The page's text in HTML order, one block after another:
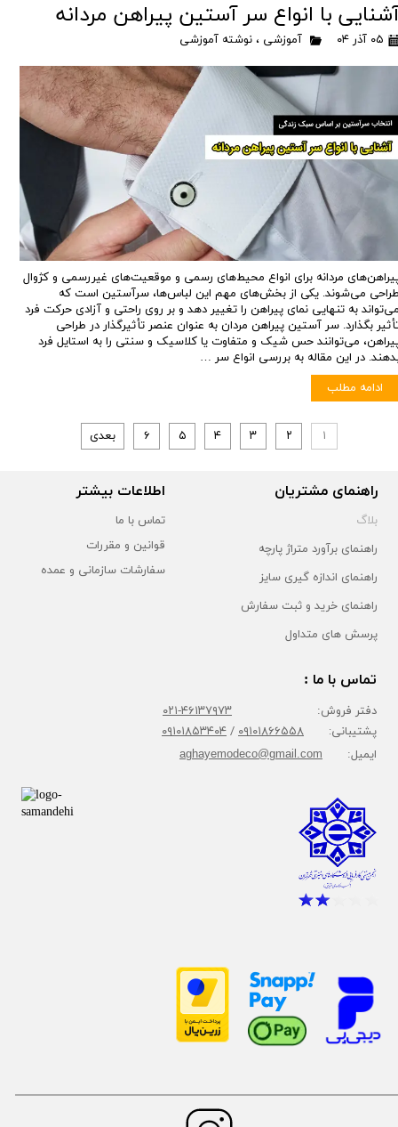
با انواع سر آستین پیراهن مردانه
۰۵ آذر ۰۴ آموزشی ،نوشته آموزشی
مردانه برای انواع محیط‌های رسمی و موقعیت‌های غیررسمی و کژوال
می‌شوند. یکی از بخش‌های مهم این لباس‌ها، سرآستین است که
به تنهایی نمای پیراهن را تغییر دهد و بر روی راحتی و آزادی حرکت فرد
بگذارد. سر آستین‌ پیراهن مردان به عنوان عنصر تأثیرگذار در طراحی
می‌توانند حس شیک و متفاوت یا کلاسیک و سنتی را به استایل فرد
در این مقاله به بررسی انواع سر …
ادامه مطلب
۱ ۲ ۳ ۴ ۵ ۶ بعدی
راهنمای مشتریان
بلاگ
راهنمای برآورد متراژ پارچه
راهنمای اندازه گیری سایز
راهنمای خرید و ثبت سفارش
پرسش های متداول
اطلاعات بیشتر
تماس با ما
قوانین و مقررات
سفارشات سازمانی و عمده
تماس با ما :
دفتر فروش: ۴۶۱۳۷۹۷۳-۰۲۱
پشتیبانی: ۰۹۱۰۱۸۶۶۵۵۸/۰۹۱۰۱۸۵۳۴۰۴
ایمیل: aghayemodeco@gmail.com